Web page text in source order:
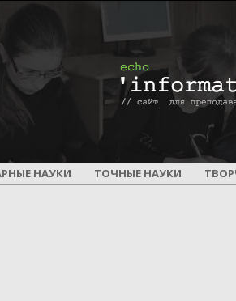
НАУКИ ТОЧНЫЕ НАУКИ